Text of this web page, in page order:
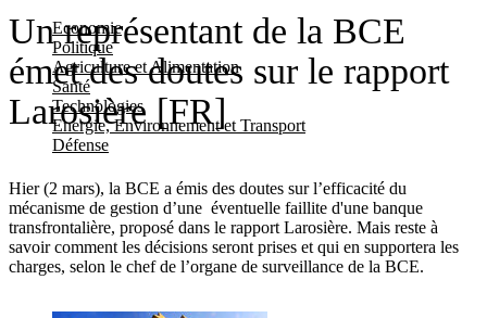
Economie
Politique
Agriculture et Alimentation
Santé
Technologies
Energie, Environnement et Transport
Défense
Un représentant de la BCE
émet des doutes sur le rapport
Larosière [FR]
Hier (2 mars), la BCE a émis des doutes sur l’efficacité du
mécanisme de gestion d’une éventuelle faillite d'une banque
transfrontalière, proposé dans le rapport Larosière. Mais reste à
savoir comment les décisions seront prises et qui en supportera les
charges, selon le chef de l’organe de surveillance de la BCE.